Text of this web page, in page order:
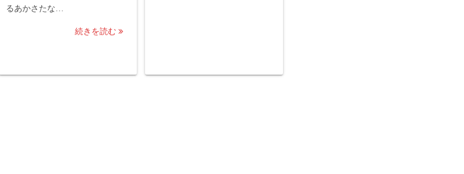
るあかさたな…
続きを読む